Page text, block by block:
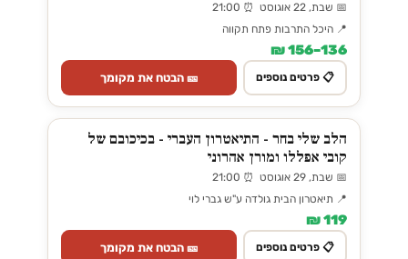
📅 שבת, 22 אוגוסט ⏰ 21:00
📍 היכל התרבות פתח תקווה
136–156 ₪
📋 פרטים נוספים 🎫 הבטח את מקומך
הלב שלי בחר - התיאטרון העברי - בכיכובם של
קובי אפללו ומורן אהרוני
📅 שבת, 29 אוגוסט ⏰ 21:00
📍 תיאטרון הבית גולדה ע"ש גברי לוי
119 ₪
📋 פרטים נוספים 🎫 הבטח את מקומך